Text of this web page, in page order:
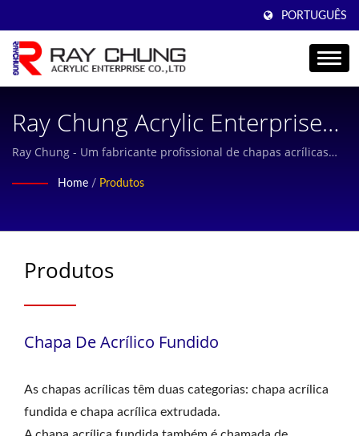
PORTUGUÊS
Ray Chung Acrylic Enterprise
Co., Ltd.
Ray Chung - Um fabricante profissional de chapas acrílicas
Taiwan e Shanghai.
Home / Produtos
Produtos
Chapa De Acrílico Fundido
As chapas acrílicas têm duas categorias: chapa acrílica
fundida e chapa acrílica extrudada.